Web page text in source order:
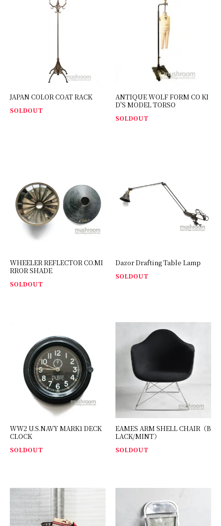
JAPAN COLOR COAT RACK
SOLDOUT
ANTIQUE WOLF FORM CO KI
D'S MODEL TORSO
SOLDOUT
WHEELER REFLECTOR CO.MI
RROR SHADE
SOLDOUT
Dazor Drafting Table Lamp
SOLDOUT
WW2 U.S.NAVY MARK1 DECK
CLOCK
SOLDOUT
EAMES ARM SHELL CHAIR（B
LACK/MINT）
SOLDOUT